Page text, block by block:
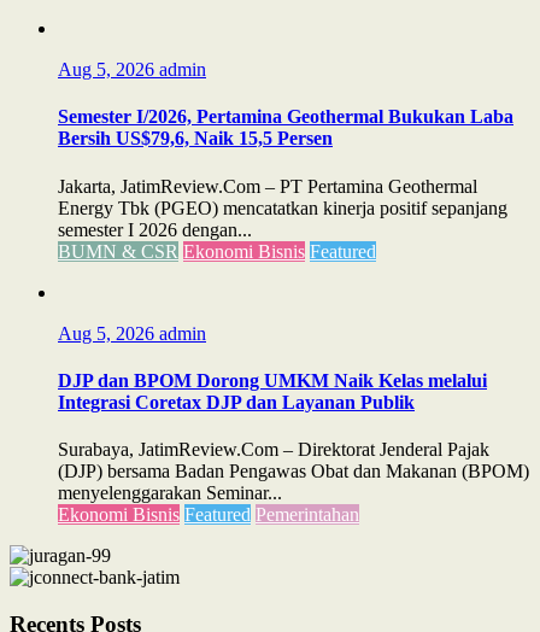
Aug 5, 2026 admin
Semester I/2026, Pertamina Geothermal Bukukan Laba
Bersih US$79,6, Naik 15,5 Persen
Jakarta, JatimReview.Com – PT Pertamina Geothermal
Energy Tbk (PGEO) mencatatkan kinerja positif sepanjang
semester I 2026 dengan...
BUMN & CSR Ekonomi Bisnis Featured
Aug 5, 2026 admin
DJP dan BPOM Dorong UMKM Naik Kelas melalui
Integrasi Coretax DJP dan Layanan Publik
Surabaya, JatimReview.Com – Direktorat Jenderal Pajak
(DJP) bersama Badan Pengawas Obat dan Makanan (BPOM)
menyelenggarakan Seminar...
Ekonomi Bisnis Featured Pemerintahan
Recents Posts